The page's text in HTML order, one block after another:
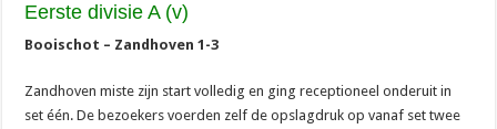
Eerste divisie A (v)
Booischot – Zandhoven 1-3
Zandhoven miste zijn start volledig en ging receptioneel onderuit in
set één. De bezoekers voerden zelf de opslagdruk op vanaf set twee